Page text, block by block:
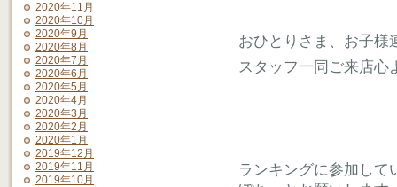
2020年11月
2020年10月
2020年9月
2020年8月
2020年7月
2020年6月
2020年5月
2020年4月
2020年3月
2020年2月
2020年1月
2019年12月
2019年11月
2019年10月
おひとりさま、お子様
スタッフ一同ご来店心
ランキングに参加して